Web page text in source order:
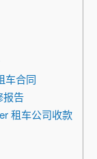
车合同
报告
租车公司收款